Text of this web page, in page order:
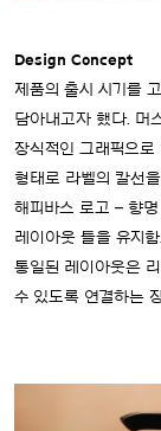
Design Concept
제품의 출시 시기를
담아내고자 했다. 머
장식적인 그래픽으
형태로 라벨의 칼선
해피바스 로고 – 향
레이아웃 틀을 유지
통일된 레이아웃은
수 있도록 연결하는